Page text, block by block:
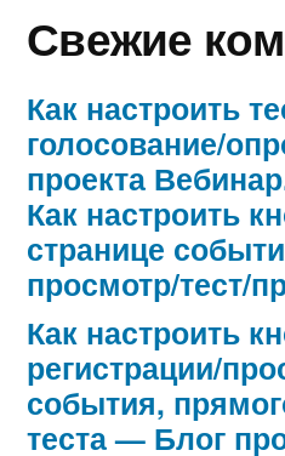
Свежие
Как настроить
голосование/
проекта
Как настроить
странице
просмотр/тест/
Как настроить
регистрации/
события,
теста — Блог